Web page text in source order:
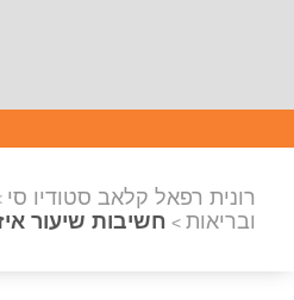
רונית רפאל קלאב סטודיו סי
ובריאות > חשיבות שיעור